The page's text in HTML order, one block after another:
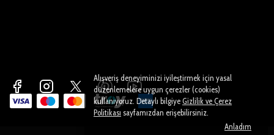
Alışveriş deneyiminizi iyileştirmek için yasal
düzenlemelere uygun çerezler (cookies)
kullanıyoruz. Detaylı bilgiyeGizlilik ve Çerez
Politikası sayfamızdan erişebilirsiniz.
Anladım